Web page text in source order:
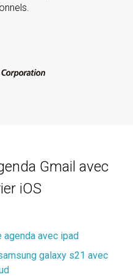
Gmail avec
iOS
avec ipad
galaxy s21 avec